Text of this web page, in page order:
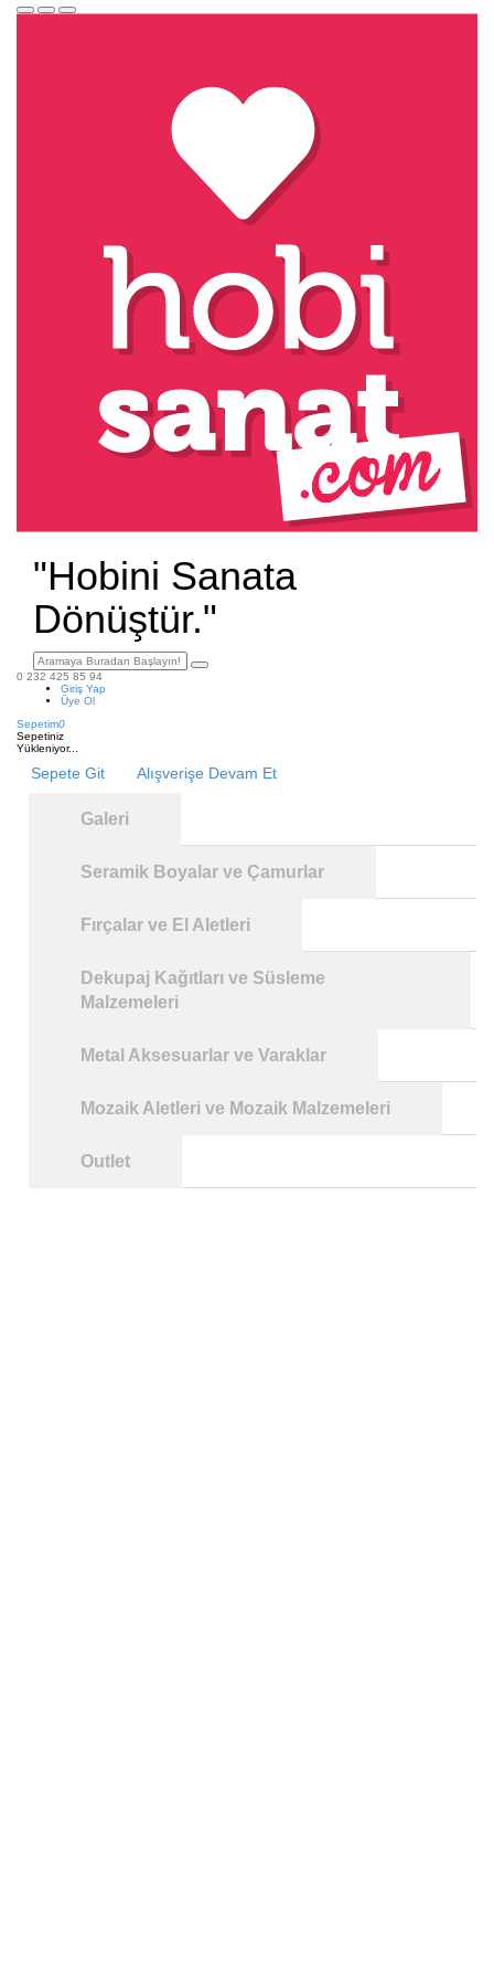
"Hobini Sanata
Dönüştür."
0 232 425 85 94
Giriş Yap
Üye Ol
Sepetim0
Sepetiniz
Yükleniyor...
Sepete Git Alışverişe Devam Et
Galeri
Seramik Boyalar ve Çamurlar
Fırçalar ve El Aletleri
Dekupaj Kağıtları ve Süsleme
Malzemeleri
Metal Aksesuarlar ve Varaklar
Mozaik Aletleri ve Mozaik Malzemeleri
Outlet